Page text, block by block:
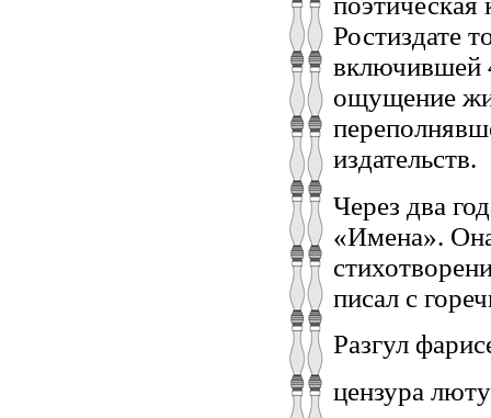
Ростиздате
включившей
ощущение
издательств.
Через два
«Имена».
писал с
Разгул
цензура